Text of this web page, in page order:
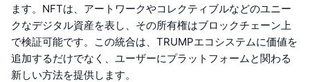
ます。NFTは、アートワークやコレクティブルなどのユニー
クなデジタル資産を表し、その所有権はブロックチェーン上
で検証可能です。この統合は、TRUMPエコシステムに価値を
追加するだけでなく、ユーザーにプラットフォームと関わる
新しい方法を提供します。